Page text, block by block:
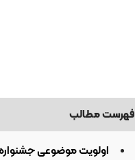
فهرست مطالب
اولویت موضوعی